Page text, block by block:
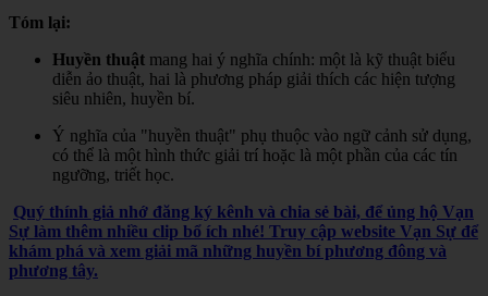
Tóm lại:
Huyền thuật mang hai ý nghĩa chính: một là kỹ thuật biểu
diễn ảo thuật, hai là phương pháp giải thích các hiện tượng
siêu nhiên, huyền bí.
Ý nghĩa của "huyền thuật" phụ thuộc vào ngữ cảnh sử dụng,
có thể là một hình thức giải trí hoặc là một phần của các tín
ngưỡng, triết học.
Quý thính giả nhớ đăng ký kênh và chia sẻ bài, để ủng hộ Vạn
Sự làm thêm nhiều clip bổ ích nhé! Truy cập website Vạn Sự để
khám phá và xem giải mã những huyền bí phương đông và
phương tây.